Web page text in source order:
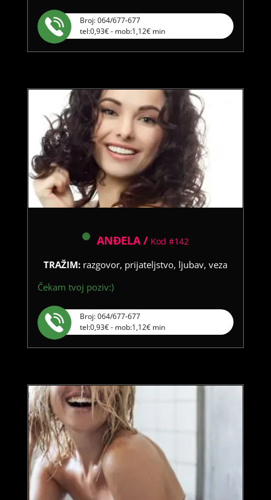
Broj: 064/677-677
tel:0,93€ - mob:1,12€ min
ANĐELA / Kod #142
TRAŽIM: razgovor, prijateljstvo, ljubav, veza
Čekam tvoj poziv:)
Broj: 064/677-677
tel:0,93€ - mob:1,12€ min